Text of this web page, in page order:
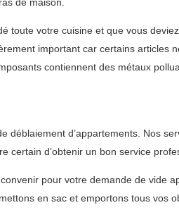
de maison.
toute votre cuisine et que vous
important car certains articles
contiennent des métaux
d’appartements. Nos
certain d’obtenir un bon service
pour votre demande de vide
en sac et emportons tous vos